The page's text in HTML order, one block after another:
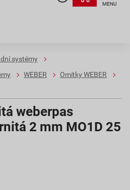
MENU
systémy
WEBER
Omítky WEBER
weberpas
2 mm MO1D 25